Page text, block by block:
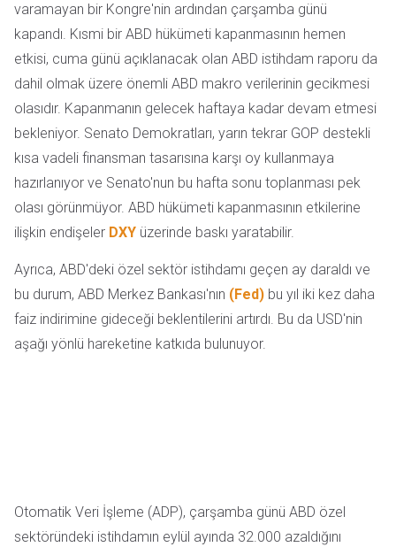
varamayan bir Kongre'nin ardından çarşamba günü
kapandı. Kısmi bir ABD hükümeti kapanmasının hemen
etkisi, cuma günü açıklanacak olan ABD istihdam raporu da
dahil olmak üzere önemli ABD makro verilerinin gecikmesi
olasıdır. Kapanmanın gelecek haftaya kadar devam etmesi
bekleniyor. Senato Demokratları, yarın tekrar GOP destekli
kısa vadeli finansman tasarısına karşı oy kullanmaya
hazırlanıyor ve Senato'nun bu hafta sonu toplanması pek
olası görünmüyor. ABD hükümeti kapanmasının etkilerine
ilişkin endişeler DXY üzerinde baskı yaratabilir.
Ayrıca, ABD'deki özel sektör istihdamı geçen ay daraldı ve
bu durum, ABD Merkez Bankası'nın (Fed) bu yıl iki kez daha
faiz indirimine gideceği beklentilerini artırdı. Bu da USD'nin
aşağı yönlü hareketine katkıda bulunuyor.
Otomatik Veri İşleme (ADP), çarşamba günü ABD özel
sektöründeki istihdamın eylül ayında 32.000 azaldığını